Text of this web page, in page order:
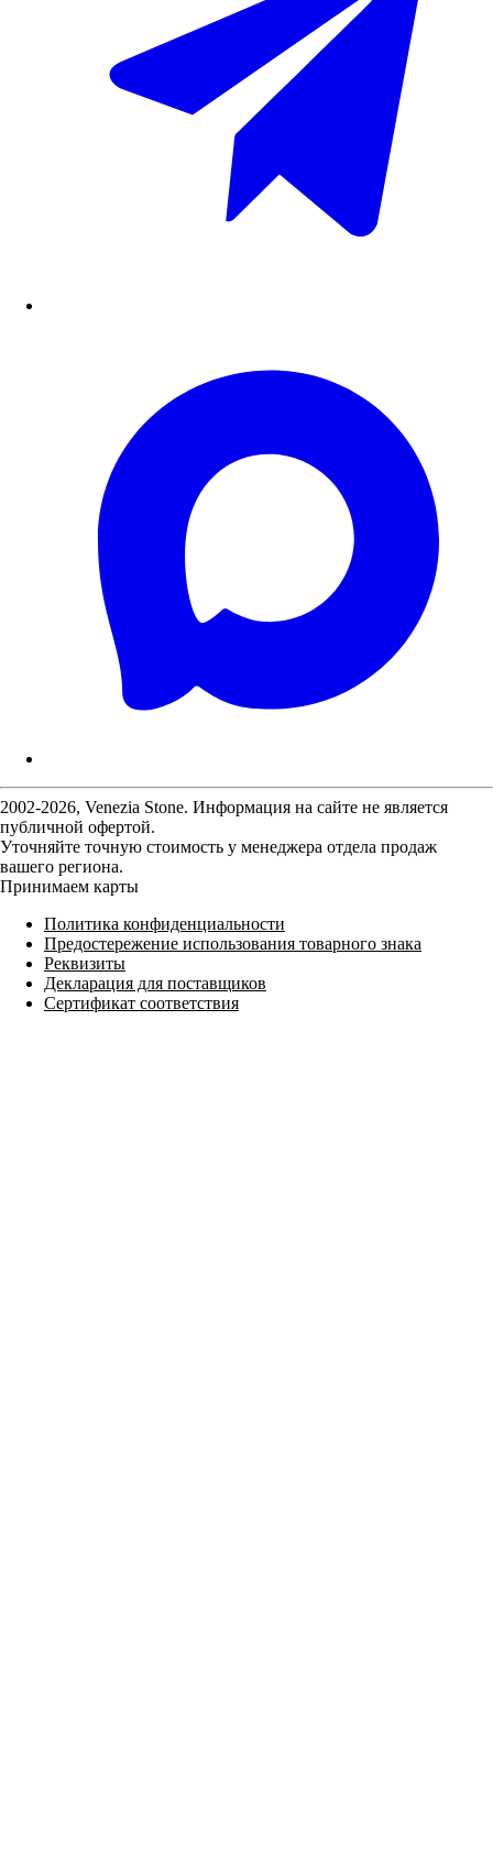
2002-2026, Venezia Stone. Информация на сайте не является
публичной офертой.
Уточняйте точную стоимость у менеджера отдела продаж
вашего региона.
Принимаем карты
Политика конфиденциальности
Предостережение использования товарного знака
Реквизиты
Декларация для поставщиков
Сертификат соответствия